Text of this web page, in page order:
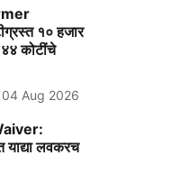
१० हजार
कोटींचे
04 Aug 2026
याद्या लवकरच